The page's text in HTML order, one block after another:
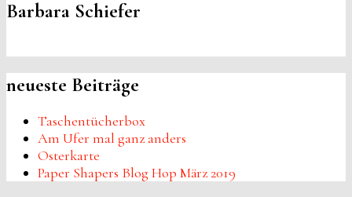
Barbara Schiefer
neueste Beiträge
Taschentücherbox
Am Ufer mal ganz anders
Osterkarte
Paper Shapers Blog Hop März 2019